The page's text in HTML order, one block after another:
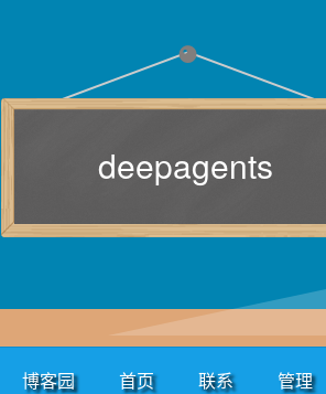
deepagents
博客园 首页 联系 管理